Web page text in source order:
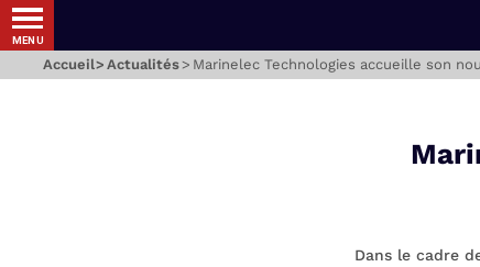
MENU
Accueil Actualités Marinelec Technologies accueille son
Dans le cadre